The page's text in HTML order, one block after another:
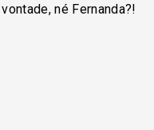
né Fernanda?!